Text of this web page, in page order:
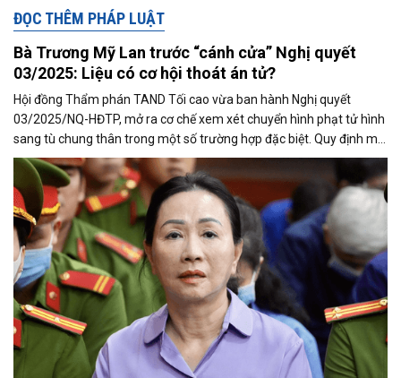
ĐỌC THÊM PHÁP LUẬT
Bà Trương Mỹ Lan trước “cánh cửa” Nghị quyết
03/2025: Liệu có cơ hội thoát án tử?
Hội đồng Thẩm phán TAND Tối cao vừa ban hành Nghị quyết
03/2025/NQ-HĐTP, mở ra cơ chế xem xét chuyển hình phạt tử hình
sang tù chung thân trong một số trường hợp đặc biệt. Quy định mới
này được cho là “cánh cửa nhân đạo” của pháp luật, nhưng liệu có
thể áp dụng đối với trường hợp bà Trương Mỹ Lan - bị cáo trong vụ
án Vạn Thịnh Phát đình đám?